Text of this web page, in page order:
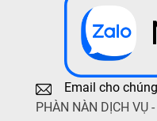
Email cho
PHÀN NÀN DỊCH VỤ